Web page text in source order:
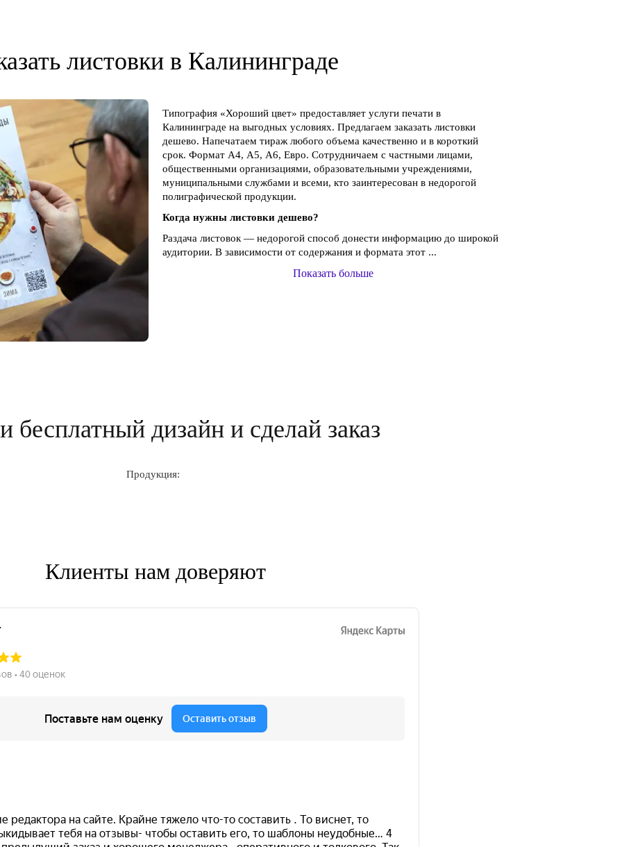
листовки в Калининграде
Типография «Хороший цвет» предоставляет услуги печати в
Калининграде на выгодных условиях. Предлагаем заказать листовки
дешево. Напечатаем тираж любого объема качественно и в короткий
срок. Формат А4, А5, А6, Евро. Сотрудничаем с частными лицами,
общественными организациями, образовательными учреждениями,
муниципальными службами и всеми, кто заинтересован в недорогой
полиграфической продукции.
Когда нужны листовки дешево?
Раздача листовок — недорогой способ донести информацию до широкой
аудитории. В зависимости от содержания и формата этот ...
Показать больше
бесплатный дизайн и сделай заказ
Продукция:
Клиенты нам доверяют